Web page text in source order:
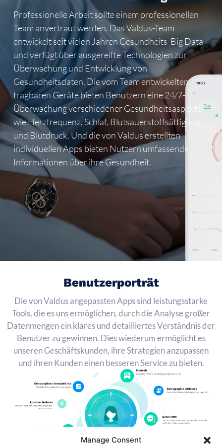
Manage Consent
Professionelle Arbeit sollte einem professionellen
Team anvertraut werden. Das Valdus-Team
entwickelt seit vielen Jahren Gesundheits-Big Data
und verfügt über ausgereifte Technologien zur
Überwachung und Entwicklung von
Gesundheitsdaten. Die vom Team entwickelten
tragbaren Geräte bieten Benutzern eine 24/7-
Überwachung verschiedener Gesundheitsaspekte
wie Herzfrequenz, Schlaf, Blutsauerstoffsättigung
und Blutdruck. Und die von Valdus erstellten
individuellen Apps bieten Nutzern umfassende
Informationen über ihre Gesundheit.
Benutzerporträt
Die von Valdus angepassten Apps sind leistungsstarke
Tools, die es uns ermöglichen, durch die Analyse großer
Datenmengen ein klares und detailliertes Verständnis der
Benutzer zu gewinnen. Dies wiederum ermöglicht es
unseren Geschäftskunden, ihre Strategien anzupassen
und ihren Kunden einen besseren Service zu bieten.